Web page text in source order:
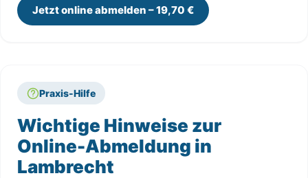
Jetzt online abmelden – 19,70 €
Praxis-Hilfe
Wichtige Hinweise zur
Online-Abmeldung in
Lambrecht